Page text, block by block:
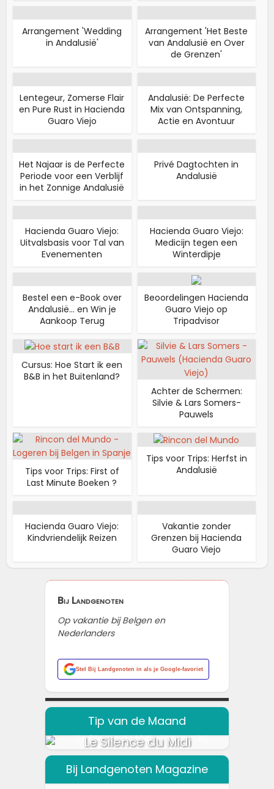
Arrangement 'Wedding
in Andalusië'
Arrangement 'Het Beste
van Andalusië en Over
de Grenzen'
Lentegeur, Zomerse Flair
en Pure Rust in Hacienda
Guaro Viejo
Andalusië: De Perfecte
Mix van Ontspanning,
Actie en Avontuur
Het Najaar is de Perfecte
Periode voor een Verblijf
in het Zonnige Andalusië
Privé Dagtochten in
Andalusië
Hacienda Guaro Viejo:
Uitvalsbasis voor Tal van
Evenementen
Hacienda Guaro Viejo:
Medicijn tegen een
Winterdipje
Bestel een e-Book over
Andalusië... en Win je
Aankoop Terug
Beoordelingen Hacienda
Guaro Viejo op
Tripadvisor
Cursus: Hoe Start ik een
B&B in het Buitenland?
Achter de Schermen:
Silvie & Lars Somers-
Pauwels
Tips voor Trips: First of
Last Minute Boeken ?
Tips voor Trips: Herfst in
Andalusië
Hacienda Guaro Viejo:
Kindvriendelijk Reizen
Vakantie zonder
Grenzen bij Hacienda
Guaro Viejo
Bij Landgenoten
Op vakantie bij Belgen en
Nederlanders
Stel Bij Landgenoten in als je Google-favoriet
Tip van de Maand
Le Silence du Midi
Bij Landgenoten Magazine